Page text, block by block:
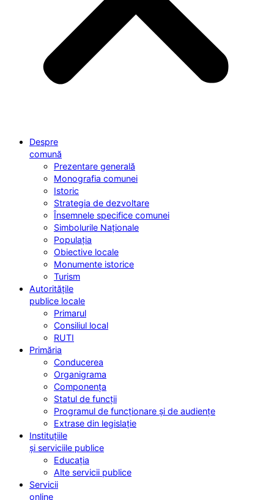
Despre
comună
Prezentare generală
Monografia comunei
Istoric
Strategia de dezvoltare
Însemnele specifice comunei
Simbolurile Naționale
Populația
Obiective locale
Monumente istorice
Turism
Autoritățile
publice locale
Primarul
Consiliul local
RUTI
Primăria
Conducerea
Organigrama
Componența
Statul de funcții
Programul de funcționare și de audiențe
Extrase din legislație
Instituțiile
și serviciile publice
Educația
Alte servicii publice
Servicii
online